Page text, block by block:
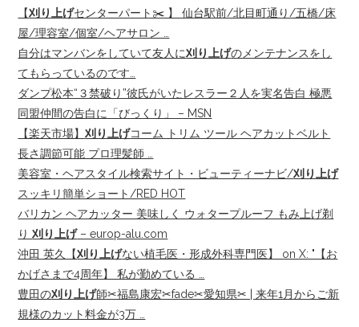
【刈り上げセンターパート✂️ 】 仙台駅前/北目町通り/五橋/床
屋/理容室/個室/ヘアサロン …
自分はマンバンをしていて友人に刈り上げのメンテナンスをし
てもらっているのです…
ダンプ松本“３禁破り”彼氏がいたレスラー２人を実名告白 極悪
同盟仲間の告白に「びっくり」 – MSN
【楽天市場】刈り上げコーム トリム ツール ヘアカットベルト
長さ調節可能 プロ理髪師 …
美容室・ヘアスタイル検索サイト・ビューティーナビ/刈り上げ
スッキリ簡単ショート/RED HOT
バリカン ヘアカッター 美味しく ウォタープルーフ もみ上げ剃
り刈り上げ– europ-alu.com
沖田 英久【刈り上げない植毛医・形成外科専門医】 on X: "【お
かげさまで4周年】 私が勤めている …
豊田の刈り上げ師✂︎福島康宏✂︎fade✂︎愛知県✂︎ | 来年1月からご新
規様のカット料金が3万 …